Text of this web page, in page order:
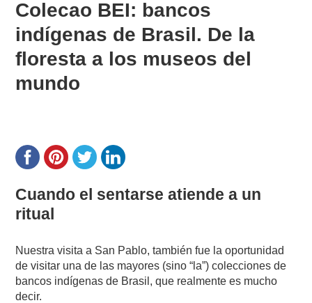
Colecao BEI: bancos
indígenas de Brasil. De la
floresta a los museos del
mundo
Cuando el sentarse atiende a un
ritual
Nuestra visita a San Pablo, también fue la oportunidad
de visitar una de las mayores (sino “la”) colecciones de
bancos indígenas de Brasil, que realmente es mucho
decir.